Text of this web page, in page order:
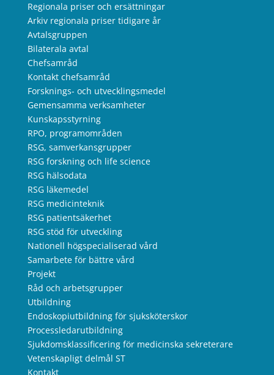
Regionala priser och ersättningar
Arkiv regionala priser tidigare år
Avtalsgruppen
Bilaterala avtal
Chefsamråd
Kontakt chefsamråd
Forsknings- och utvecklingsmedel
Gemensamma verksamheter
Kunskapsstyrning
RPO, programområden
RSG, samverkansgrupper
RSG forskning och life science
RSG hälsodata
RSG läkemedel
RSG medicinteknik
RSG patientsäkerhet
RSG stöd för utveckling
Nationell högspecialiserad vård
Samarbete för bättre vård
Projekt
Råd och arbetsgrupper
Utbildning
Endoskopiutbildning för sjuksköterskor
Processledarutbildning
Sjukdomsklassificering för medicinska sekreterare
Vetenskapligt delmål ST
Kontakt